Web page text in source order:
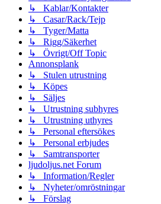
↳ Kablar/Kontakter
↳ Casar/Rack/Tejp
↳ Tyger/Matta
↳ Rigg/Säkerhet
↳ Övrigt/Off Topic
Annonsplank
↳ Stulen utrustning
↳ Köpes
↳ Säljes
↳ Utrustning subhyres
↳ Utrustning uthyres
↳ Personal eftersökes
↳ Personal erbjudes
↳ Samtransporter
ljudoljus.net Forum
↳ Information/Regler
↳ Nyheter/omröstningar
↳ Förslag